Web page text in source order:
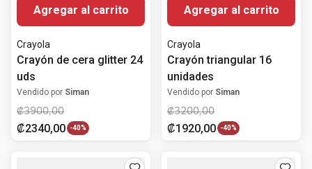
Agregar al carrito
Crayola
Crayón de cera glitter 24
uds
Vendido por Siman
₡3900,00
₡2340,00 -40%
Agregar al carrito
Crayola
Crayón triangular 16
unidades
Vendido por Siman
₡3200,00
₡1920,00 -40%